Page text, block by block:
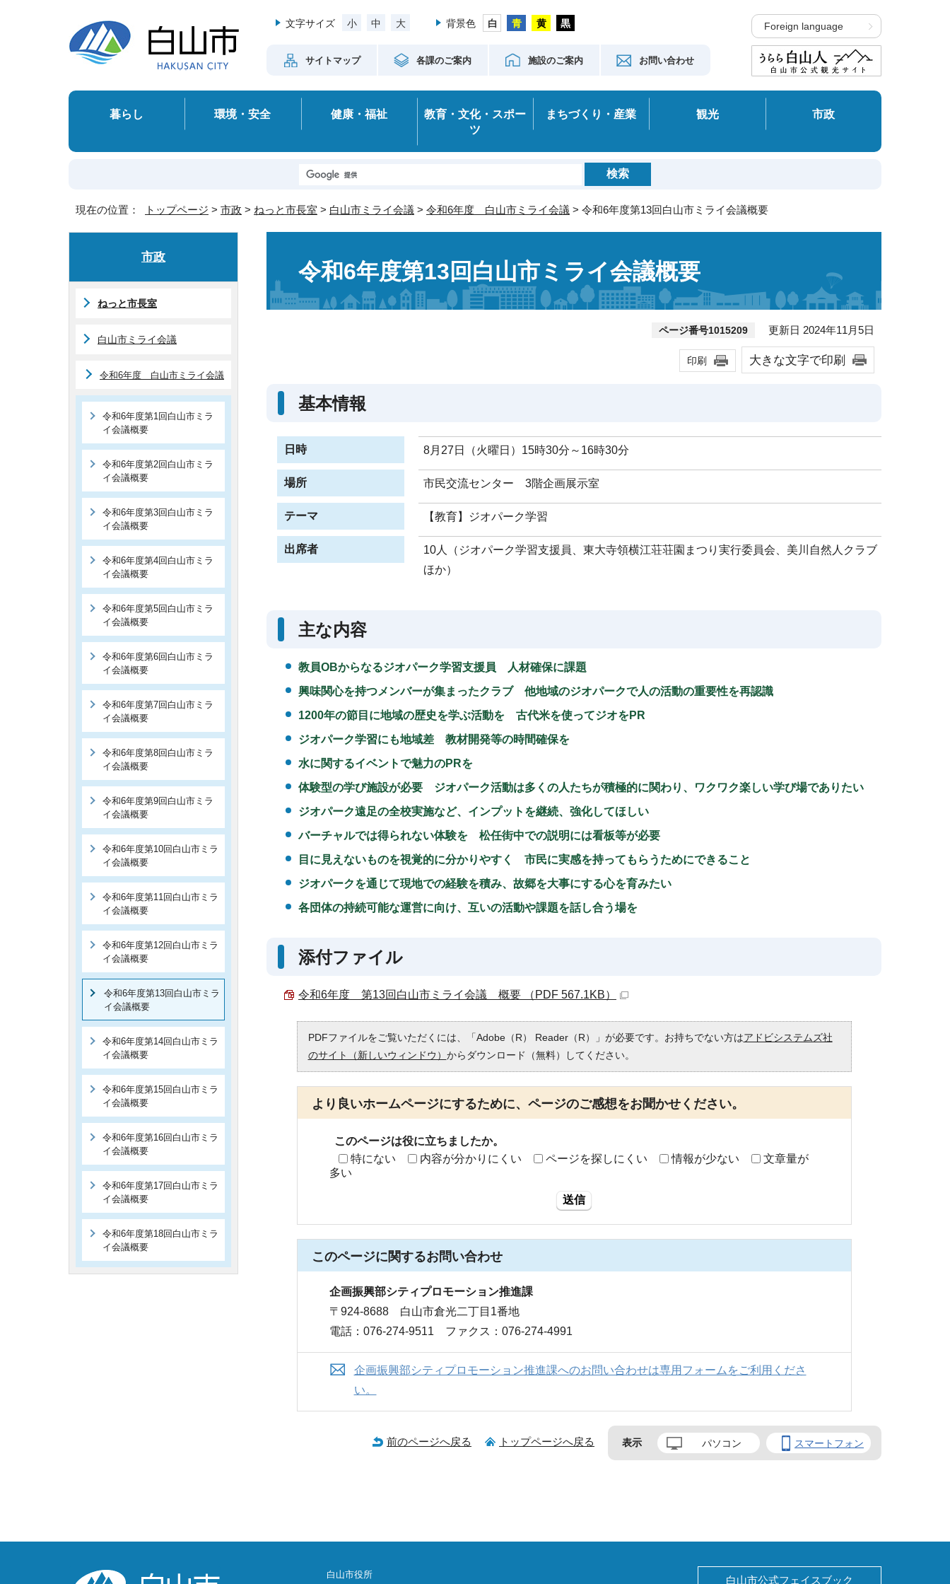
文字サイズ 小 中 大 背景色
サイトマップ 各課のご案内 施設のご案内 お問い合わせ
Foreign language
暮らし 環境・安全 健康・福祉
教育・文化・スポー
ツ
まちづくり・産業 観光 市政
現在の位置： トップページ > 市政 > ねっと市長室 > 白山市ミライ会議 > 令和6年度 白山市ミライ会議 > 令和6年度第13回白山市ミライ会議概要
令和6年度第13回白山市ミライ会議概要
ページ番号1015209 更新日 2024年11月5日
印刷 大きな文字で印刷
基本情報
日時 8月27日（火曜日）15時30分～16時30分
場所 市民交流センター 3階企画展示室
テーマ 【教育】ジオパーク学習
出席者
10人（ジオパーク学習支援員、東大寺領横江荘荘園まつり実行委員会、美川自然人クラブ
ほか）
主な内容
教員OBからなるジオパーク学習支援員 人材確保に課題
興味関心を持つメンバーが集まったクラブ 他地域のジオパークで人の活動の重要性を再認識
1200年の節目に地域の歴史を学ぶ活動を 古代米を使ってジオをPR
ジオパーク学習にも地域差 教材開発等の時間確保を
水に関するイベントで魅力のPRを
体験型の学び施設が必要 ジオパーク活動は多くの人たちが積極的に関わり、ワクワク楽しい学び場でありたい
ジオパーク遠足の全校実施など、インプットを継続、強化してほしい
バーチャルでは得られない体験を 松任街中での説明には看板等が必要
目に見えないものを視覚的に分かりやすく 市民に実感を持ってもらうためにできること
ジオパークを通じて現地での経験を積み、故郷を大事にする心を育みたい
各団体の持続可能な運営に向け、互いの活動や課題を話し合う場を
添付ファイル
令和6年度 第13回白山市ミライ会議 概要 （PDF 567.1KB）
PDFファイルをご覧いただくには、「Adobe（R） Reader（R）」が必要です。お持ちでない方はアドビシステムズ社
のサイト（新しいウィンドウ） からダウンロード（無料）してください。
より良いホームページにするために、ページのご感想をお聞かせください。
このページは役に立ちましたか。
特にない
内容が分かりにくい ページを探しにくい 情報が少ない
文章量が
多い
送信
このページに関するお問い合わせ
企画振興部シティプロモーション推進課
〒924-8688 白山市倉光二丁目1番地
電話：076-274-9511 ファクス：076-274-4991
企画振興部シティプロモーション推進課へのお問い合わせは専用フォームをご利用くださ
い。
市政
ねっと市長室
白山市ミライ会議
令和6年度 白山市ミライ会議
令和6年度第1回白山市ミラ
イ会議概要
令和6年度第2回白山市ミラ
イ会議概要
令和6年度第3回白山市ミラ
イ会議概要
令和6年度第4回白山市ミラ
イ会議概要
令和6年度第5回白山市ミラ
イ会議概要
令和6年度第6回白山市ミラ
イ会議概要
令和6年度第7回白山市ミラ
イ会議概要
令和6年度第8回白山市ミラ
イ会議概要
令和6年度第9回白山市ミラ
イ会議概要
令和6年度第10回白山市ミラ
イ会議概要
令和6年度第11回白山市ミラ
イ会議概要
令和6年度第12回白山市ミラ
イ会議概要
令和6年度第13回白山市ミラ
イ会議概要
令和6年度第14回白山市ミラ
イ会議概要
令和6年度第15回白山市ミラ
イ会議概要
令和6年度第16回白山市ミラ
イ会議概要
令和6年度第17回白山市ミラ
イ会議概要
令和6年度第18回白山市ミラ
イ会議概要
前のページへ戻る トップページへ戻る 表示 パソコン スマートフォン
白山市役所 白山市公式フェイスブック